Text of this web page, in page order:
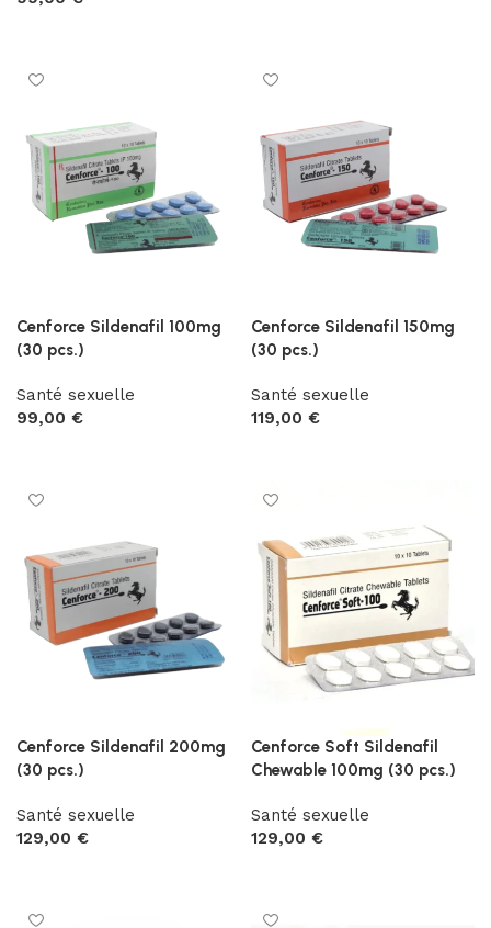
Cenforce Sildenafil 100mg
(30 pcs.)
Santé sexuelle
99,00 €
Cenforce Sildenafil 150mg
(30 pcs.)
Santé sexuelle
119,00 €
Cenforce Sildenafil 200mg
(30 pcs.)
Santé sexuelle
129,00 €
Cenforce Soft Sildenafil
Chewable 100mg (30 pcs.)
Santé sexuelle
129,00 €